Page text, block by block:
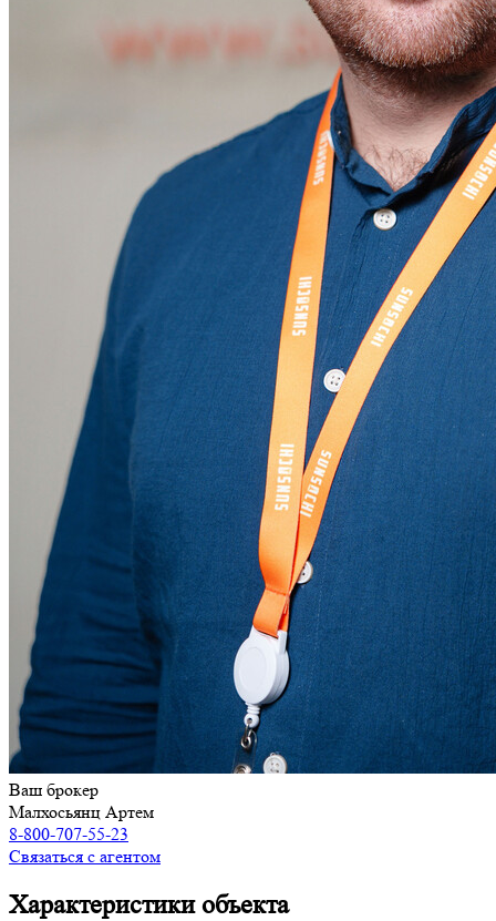
Ваш брокер
Малхосьянц Артем
8-800-707-55-23
Связаться с агентом
Характеристики объекта